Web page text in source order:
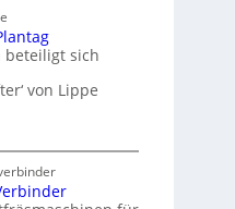
beteiligt sich
von Lippe